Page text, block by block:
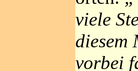
viele
diesem
vorbei